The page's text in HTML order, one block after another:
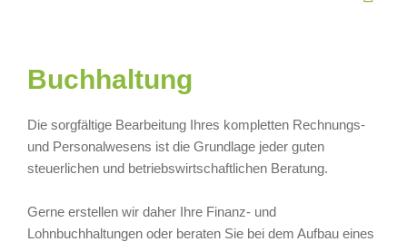
Buchhaltung
Die sorgfältige Bearbeitung Ihres kompletten Rechnungs-
und Personalwesens ist die Grundlage jeder guten
steuerlichen und betriebswirtschaftlichen Beratung.
Gerne erstellen wir daher Ihre Finanz- und
Lohnbuchhaltungen oder beraten Sie bei dem Aufbau eines